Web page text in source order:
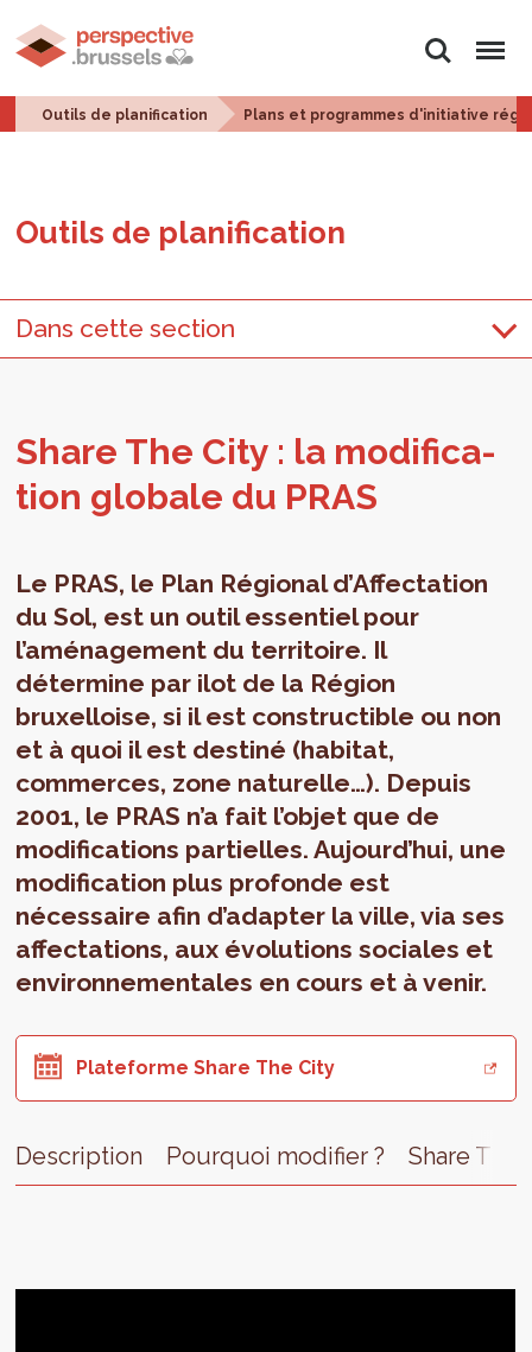
Rechercher
Menu
Outils de planification Plans et programmes d'initiative
Outils de pla­ni­fi­ca­tion
Dans cette section
Share The City : la modi­fi­ca­
tion glo­bale du PRAS
Le PRAS, le Plan Régional d’Affectation
du Sol, est un outil essentiel pour
l’aménagement du territoire. Il
détermine par ilot de la Région
bruxelloise, si il est constructible ou non
et à quoi il est destiné (habitat,
commerces, zone naturelle…). Depuis
2001, le PRAS n’a fait l’objet que de
modifications partielles. Aujourd’hui, une
modification plus profonde est
nécessaire afin d’adapter la ville, via ses
affectations, aux évolutions sociales et
environnementales en cours et à venir.
Plateforme Share The City
Description Pourquoi modifier ? Share The